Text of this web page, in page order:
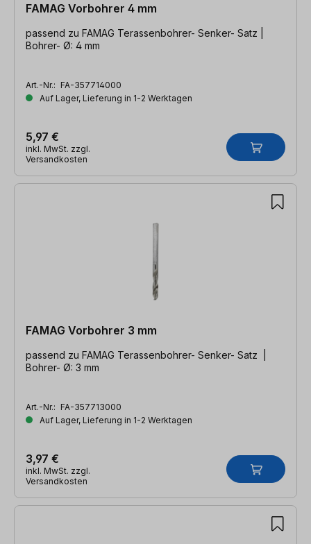
FAMAG Vorbohrer 4 mm
passend zu FAMAG Terassenbohrer- Senker- Satz |
Bohrer- Ø: 4 mm
Art.-Nr.: FA-357714000
Auf Lager, Lieferung in 1-2 Werktagen
5,97 €
inkl. MwSt. zzgl.
Versandkosten
FAMAG Vorbohrer 3 mm
passend zu FAMAG Terassenbohrer- Senker- Satz |
Bohrer- Ø: 3 mm
Art.-Nr.: FA-357713000
Auf Lager, Lieferung in 1-2 Werktagen
3,97 €
inkl. MwSt. zzgl.
Versandkosten